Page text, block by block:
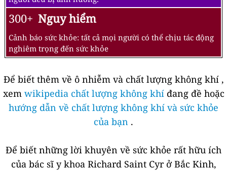
300+ Nguy hiểm
Cảnh báo sức khỏe: tất cả mọi người có thể chịu tác động
nghiêm trọng đến sức khỏe
Để biết thêm về ô nhiễm và chất lượng không khí ,
xem wikipedia chất lượng không khíđang đề hoặc
hướng dẫn về chất lượng không khí và sức khỏe
của bạn .
Để biết những lời khuyên về sức khỏe rất hữu ích
của bác sĩ y khoa Richard Saint Cyr ở Bắc Kinh,